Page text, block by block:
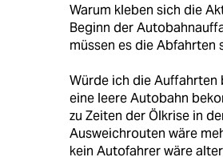
Warum kleben sich die
Beginn der
müssen es die Abfahrten
Würde ich die Auffahrten
eine leere Autobahn
zu Zeiten der Ölkrise in
Ausweichrouten wäre
kein Autofahrer wäre